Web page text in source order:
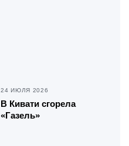
24 ИЮЛЯ 2026
В Кивати сгорела
«Газель»